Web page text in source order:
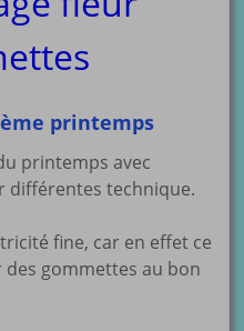
printemps
printemps avec
différentes technique.
fine, car en effet ce
des gommettes au bon